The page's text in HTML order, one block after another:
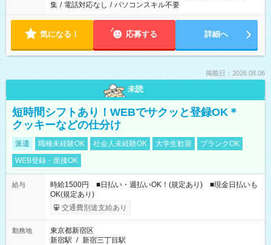
集 / 電話対応なし / パソコンスキル不要
気になる！ 応募する 詳細へ
掲載日：2026.08.06
未読
短時間シフトあり！WEBでサクッと登録OK＊
クッキーなどの仕分け
派遣 職種未経験OK 社会人未経験OK 大学生歓迎
ブランクOK
WEB登録・面接OK
給与
時給1500円 ■日払い・週払いOK！(規定あり) ■現金日払いも
OK(規定あり)
交通費別途支給あり
勤務地
東京都新宿区
新宿駅 / 新宿三丁目駅